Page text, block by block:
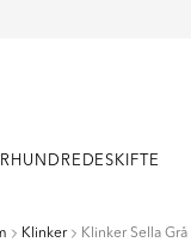
Klinker Klinker Sella